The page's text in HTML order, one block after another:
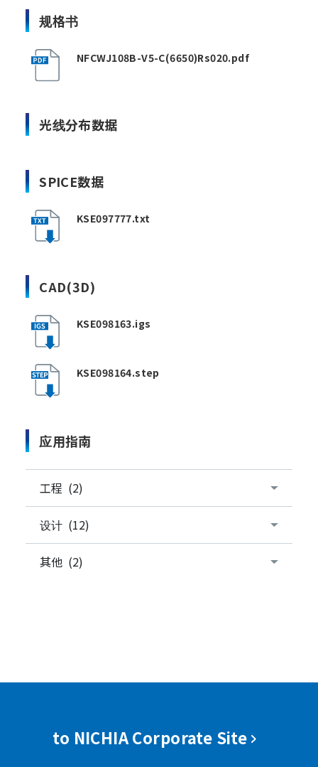
规格书
NFCWJ108B-V5-C(6650)Rs020.pdf
光线分布数据
SPICE数据
KSE097777.txt
CAD(3D)
KSE098163.igs
KSE098164.step
应用指南
工程 (2)
设计 (12)
其他 (2)
to NICHIA Corporate Site